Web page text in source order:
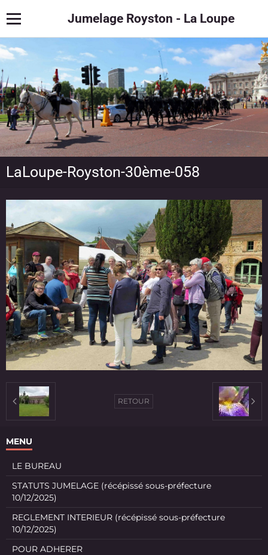
Jumelage Royston - La Loupe
LaLoupe-Royston-30ème-058
RETOUR
MENU
LE BUREAU
STATUTS JUMELAGE (récépissé sous-préfecture
10/12/2025)
REGLEMENT INTERIEUR (récépissé sous-préfecture
10/12/2025)
POUR ADHERER